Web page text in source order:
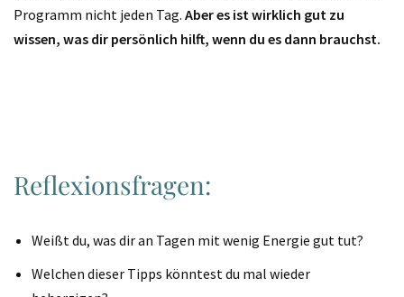
Programm nicht jeden Tag. Aber es ist wirklich gut zu
wissen, was dir persönlich hilft, wenn du es dann brauchst.
Reflexionsfragen:
Weißt du, was dir an Tagen mit wenig Energie gut tut?
Welchen dieser Tipps könntest du mal wieder